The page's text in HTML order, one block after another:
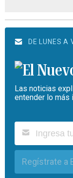
DE LUNES A
Las noticias
entender lo más
Regístrate a